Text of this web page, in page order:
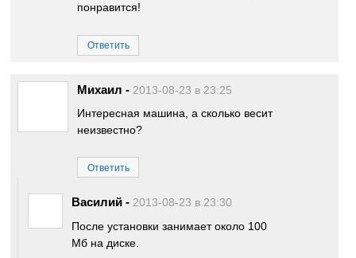
понравится!
Ответить
Михаил - 2013-08-23 в 23:25
Интересная машина, а сколько весит
неизвестно?
Ответить
Василий - 2013-08-23 в 23:30
После установки занимает около 100
Мб на диске.